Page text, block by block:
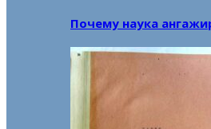
Почему наука